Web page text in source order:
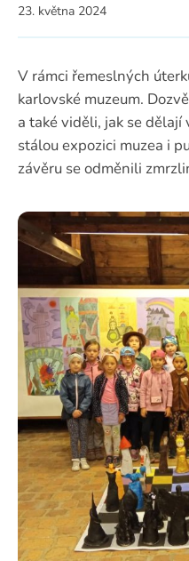
23. května 2024
V rámci řemeslných
karlovské muzeum.
a také viděli, jak se
stálou expozici muzea i
závěru se odměnili